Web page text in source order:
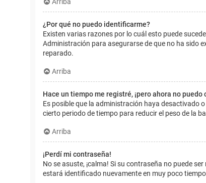
¿Por qué no puedo identificarme?
Existen varias razones por lo cuál esto puede
Administración para asegurarse de que no ha sido
reparado.
Arriba
Hace un tiempo me registré, ¡pero ahora no puedo
Es posible que la administración haya desactivado
cierto periodo de tiempo para reducir el peso de la
Arriba
¡Perdí mi contraseña!
No se asuste, ¡calma! Si su contraseña no puede
estará identificado nuevamente en muy poco